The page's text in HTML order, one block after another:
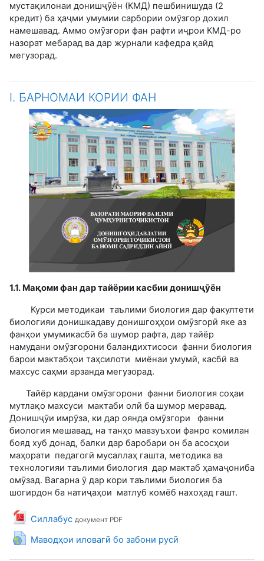
мустақилонаи донишҷӯён (КМД) пешбинишуда (2
кредит) ба ҳаҷми умумии сарбории омӯзгор дохил
намешавад. Аммо омӯзгори фан рафти иҷрои КМД-ро
назорат мебарад ва дар журнали кафедра қайд
мегузорад.
I. БАРНОМАИ КОРИИ ФАН
1.1. Мақоми фан дар тайёрии касбии донишҷӯён
Курси методикаи таълими биология дар факултети
биологияи донишкадаву донишгоҳҳои омӯзгорӣ яке аз
фанҳои умумикасбӣ ба шумор рафта, дар тайёр
намудани омӯзгорони баландихтисоси фанни биология
барои мактабҳои таҳсилоти миёнаи умумӣ, касбӣ ва
махсус саҳми арзанда мегузорад.
Тайёр кардани омӯзгорони фанни биология соҳаи
мутлақо махсуси мактаби олӣ ба шумор меравад.
Донишҷӯи имрӯза, ки дар оянда омӯзгори фанни
биология мешавад, на танҳо мавзуъхои фанро комилан
бояд хуб донад, балки дар баробари он ба асосҳои
маҳорати педагогӣ мусаллаҳ гашта, методика ва
технологияи таълими биология дар мактаб ҳамаҷониба
омӯзад. Вагарна ӯ дар кори таълими биология ба
шогирдон ба натиҷаҳои матлуб комёб нахоҳад гашт.
Силлабус
Файлдокумент PDF
Маводҳои иловагӣ бо забони русӣГиперссылка